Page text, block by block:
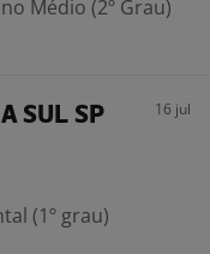
Médio (2º Grau)
SUL SP 16 jul
(1º grau)